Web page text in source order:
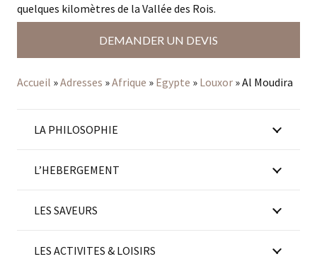
quelques kilomètres de la Vallée des Rois.
DEMANDER UN DEVIS
Accueil »Adresses »Afrique » Egypte » Louxor »Al Moudira
LA PHILOSOPHIE
L’HEBERGEMENT
LES SAVEURS
LES ACTIVITES & LOISIRS